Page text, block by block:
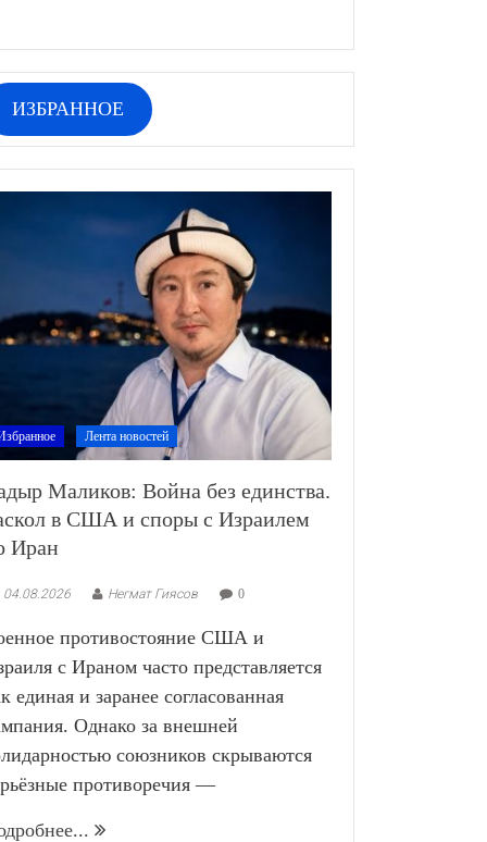
ИЗБРАННОЕ
Лента новостей
Маликов: Война без единства.
в США и споры с Израилем
Иран
04.08.2026 Негмат Гиясов 0
противостояние США и
с Ираном часто представляется
единая и заранее согласованная
Однако за внешней
союзников скрываются
противоречия —